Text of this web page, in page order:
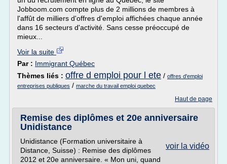
Jobboom.com compte plus de 2 millions de membres à
l'affût de milliers d'offres d'emploi affichées chaque année
dans 16 secteurs d'activité. Sans cesse préoccupé de
mieux...
Voir la suite
Par : Immigrant Québec
Thèmes liés : offre d emploi pour l ete / offres d'emploi
entreprises publiques / marche du travail emploi quebec
Haut de page
Remise des diplômes et 20e anniversaire
Unidistance
voir la vidéo
Unidistance (Formation universitaire à
Distance, Suisse) : Remise des diplômes
2012 et 20e anniversaire. « Mon uni, quand